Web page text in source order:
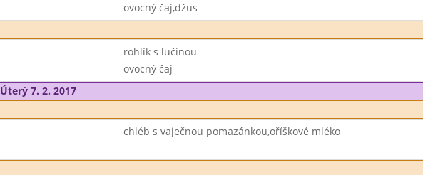
ovocný čaj,džus
rohlík s lučinou
ovocný čaj
Úterý 7. 2. 2017
chléb s vaječnou pomazánkou,oříškové mléko